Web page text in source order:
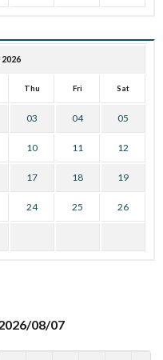
Thu Fri Sat
03 04 05
10 11 12
17 18 19
24 25 26
08/07